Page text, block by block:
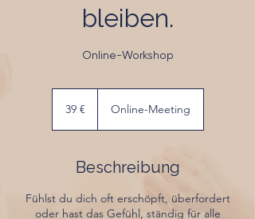
bleiben.
Online-Workshop
39 € Online-Meeting
Beschreibung
Fühlst du dich oft erschöpft, überfordert
oder hast das Gefühl, ständig für alle